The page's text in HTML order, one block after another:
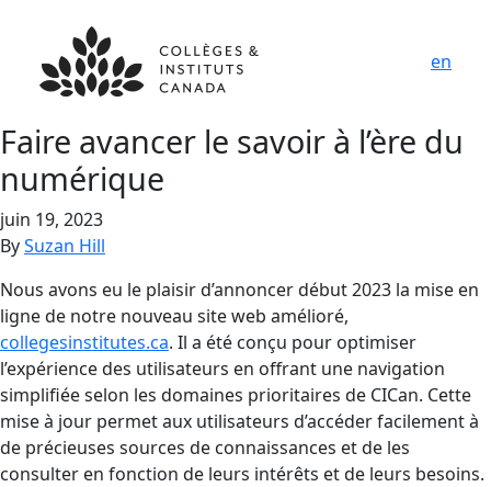
en
Faire avancer le savoir à l’ère du
numérique
juin 19, 2023
BySuzan Hill
Nous avons eu le plaisir d’annoncer début 2023 la mise en
ligne de notre nouveau site web amélioré,
collegesinstitutes.ca. Il a été conçu pour optimiser
l’expérience des utilisateurs en offrant une navigation
simplifiée selon les domaines prioritaires de CICan. Cette
mise à jour permet aux utilisateurs d’accéder facilement à
de précieuses sources de connaissances et de les
consulter en fonction de leurs intérêts et de leurs besoins.